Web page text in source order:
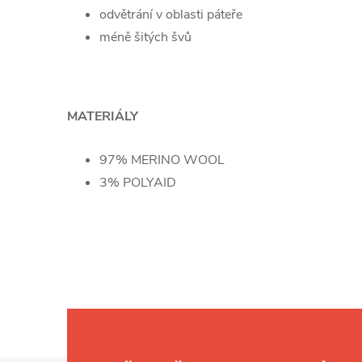
odvětrání v oblasti páteře
méně šitých švů
MATERIÁLY
97% MERINO WOOL
3% POLYAID